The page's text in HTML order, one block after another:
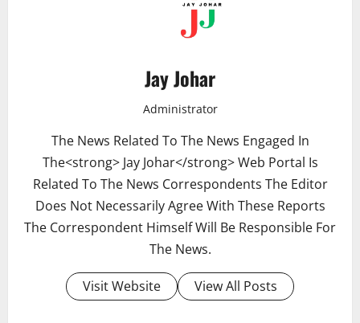
Jay Johar
Administrator
The News Related To The News Engaged In
The<strong> Jay Johar</strong> Web Portal Is
Related To The News Correspondents The Editor
Does Not Necessarily Agree With These Reports
The Correspondent Himself Will Be Responsible For
The News.
Visit Website View All Posts